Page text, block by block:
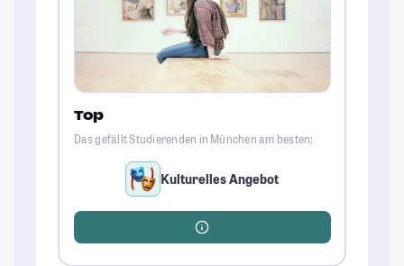
Top
Das gefällt Studierenden in München am besten:
Kulturelles Angebot